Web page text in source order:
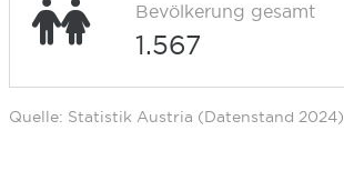
Bevölkerung gesamt
1.567
Quelle: Statistik Austria (Datenstand 2024)